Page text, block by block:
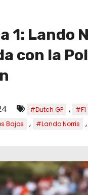
1: Lando
con la
#Dutch GP , #F1
Bajos , #Lando Norris ,